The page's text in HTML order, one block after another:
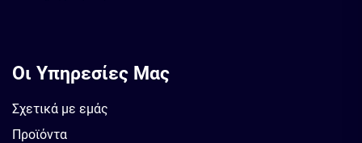
Οι Υπηρεσίες Μας
Σχετικά με εμάς
Προϊόντα